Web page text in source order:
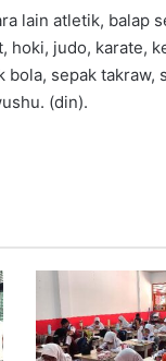
lain atletik, balap
judo, karate,
sepak takraw,
(din).